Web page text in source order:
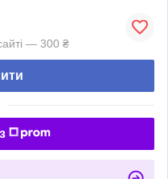
— 300 ₴